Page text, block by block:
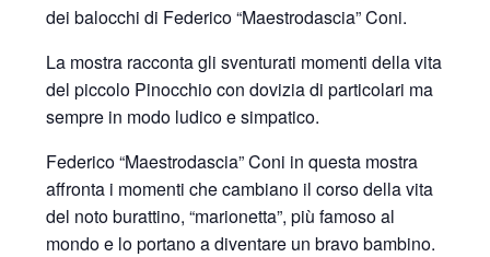
dei balocchi di Federico “Maestrodascia” Coni.
La mostra racconta gli sventurati momenti della vita
del piccolo Pinocchio con dovizia di particolari ma
sempre in modo ludico e simpatico.
Federico “Maestrodascia” Coni in questa mostra
affronta i momenti che cambiano il corso della vita
del noto burattino, “marionetta”, più famoso al
mondo e lo portano a diventare un bravo bambino.